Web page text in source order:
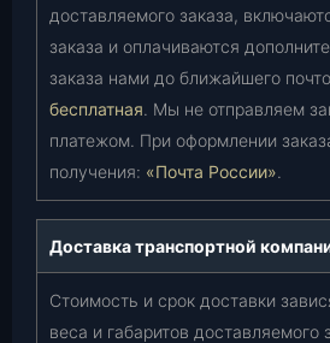
доставляемого заказа,
заказа и оплачиваются
заказа нами до ближайшего
бесплатная. Мы не отправляем
платежом. При оформлении
получения: «Почта России».
Доставка транспортной
Стоимость и срок доставки
веса и габаритов доставляемого